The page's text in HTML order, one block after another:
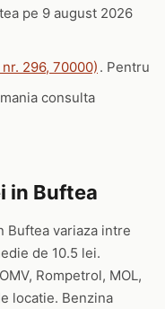
pe 9 august 2026
296, 70000) . Pentru
consulta
in Buftea
Buftea variaza intre
de 10.5 lei.
Rompetrol, MOL,
locatie. Benzina